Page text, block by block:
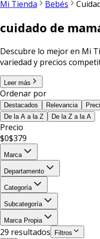
Mi Tienda Bebés
cuidado de
Descubre lo mejor en Mi
variedad y precios
Leer más
Ordenar por
Destacados Relevancia
De la A a la Z
De la Z a la A
Precio
$0$379
Marca
Departamento
Categoría
Subcategoría
Marca Propia
29 resultados Filtros